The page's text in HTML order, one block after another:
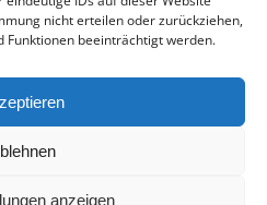
nicht erteilen oder zurückziehen,
beeinträchtigt werden.
anzeigen